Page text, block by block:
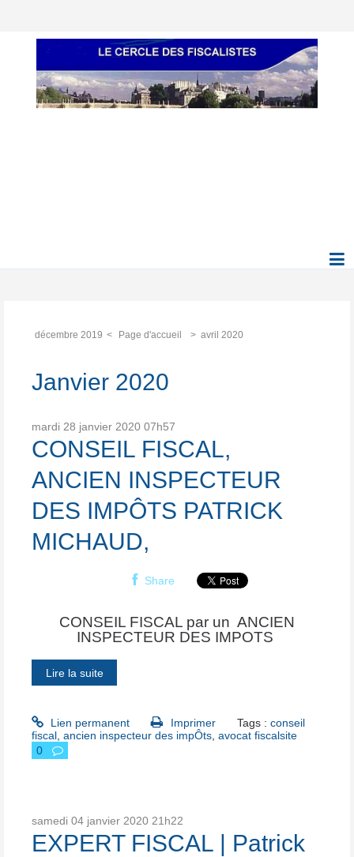
décembre 2019 Page d'accueil avril 2020
Janvier 2020
mardi 28 janvier 2020 07h57
CONSEIL FISCAL,
ANCIEN INSPECTEUR
DES IMPÔTS PATRICK
MICHAUD,
Share
CONSEIL FISCAL par un ANCIEN
INSPECTEUR DES IMPOTS
Lire la suite
Lien permanent Imprimer Tags : conseil
fiscal ancien inspecteur des impÔts avocat fiscalsite
0
samedi 04 janvier 2020 21h22
EXPERT FISCAL | Patrick